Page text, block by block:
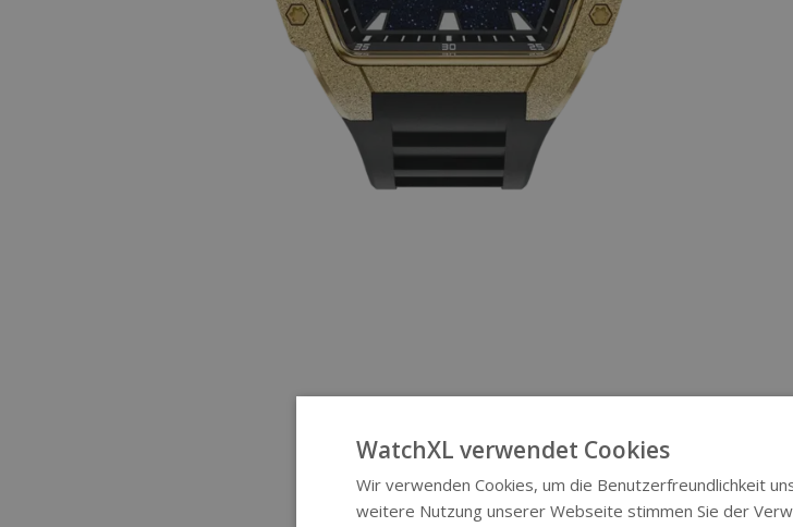
WatchXL verwendet Cookies
Wir verwenden Cookies, um die Benutzerfreundlichkeit
weitere Nutzung unserer Webseite stimmen Sie der